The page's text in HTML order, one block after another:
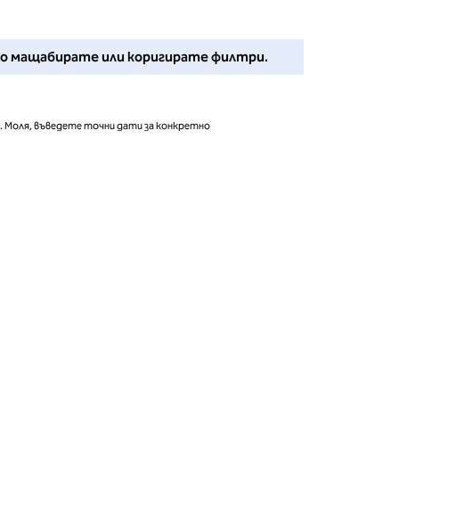
си или опитайте да намалите мащаба за повече резултати.
мащабирате или коригирате филтри.
въведете точни дати за конкретно